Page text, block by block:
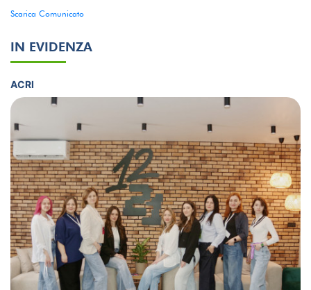
Scarica Comunicato
IN EVIDENZA
ACRI